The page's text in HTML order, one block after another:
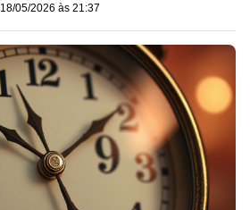
18/05/2026 às 21:37